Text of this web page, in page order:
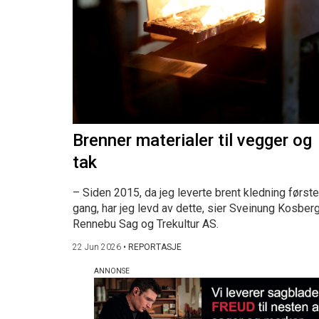
Brenner materialer til vegger og
tak
– Siden 2015, da jeg leverte brent kledning første
gang, har jeg levd av dette, sier Sveinung
Rennebu Sag og Trekultur AS.
22 Jun 2026 • REPORTASJE